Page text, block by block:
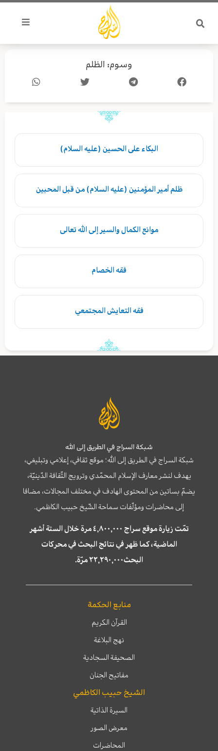
تخطي
المحتوى
وسوم: الظلم
البكاء على الحسين (عليه السلام)
ظلم أمير المؤمنين (عليه السلام) من قبل المحبين
موانع الكمال والسير إلى الله تعالى
فقه الخصام
فقه التعايش المجتمعي
شبكة السراج في الطريق إلى الله
شبكة السراج في الطريق إلى الله؛ موقع ثقافي، إعلامي وتبليغي،
يهدف لنشر معارف الإسلام المحمّدي وترويج الثّقافة الدّينيّة،
يضمّ بساتين من المحتوى الهادف في مختلف المجالات، مضافا
إلى محاضرات ومؤلّفات سماحة الشّيخ حبيب الكاظمي.
تمّت زيارة موقع سراج ٤,٨٠٠,٠٠٠ مرة خلال الستة أشهر
الماضية، كما ظهر في نتائج البحث في محركات
البحث٢٢,٢٩٠,٠٠٠ مرّة.
منابع الحكمة
القرآن الكريم
نهج البلاغة
الصحيفة السجادية
مفاتيح الجنان
الشيخ حبيب الكاظمي
السيرة الذاتية
معرض الصور
المحاضرات